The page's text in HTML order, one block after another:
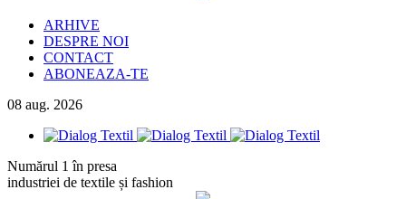
ARHIVE
DESPRE NOI
CONTACT
ABONEAZA-TE
08 aug. 2026
Numărul 1 în presa
industriei de textile și fashion